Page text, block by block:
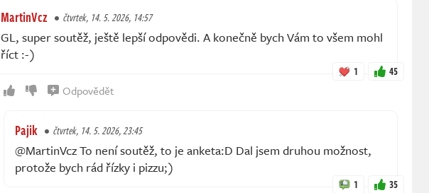
MartinVcz čtvrtek, 14. 5. 2026, 14:57
GL, super soutěž, ještě lepší odpovědi. A konečně bych Vám to všem mohl
říct :-)
1 45
Odpovědět
Pajik čtvrtek, 14. 5. 2026, 23:45
@MartinVcz To není soutěž, to je anketa:D Dal jsem druhou možnost,
protože bych rád řízky i pizzu;)
1 35